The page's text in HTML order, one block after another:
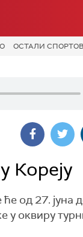
ОСТАЛИ
Кореју
од 27. јуна
у оквиру